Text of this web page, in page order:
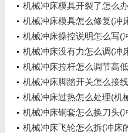
机械冲床模具开裂了怎么
办呢)
机械冲床模具怎么修复(冲
机械冲床操控说明怎么写(
机械冲床没有力怎么调(冲
机械冲床拉杆怎么调节高
因)
机械冲床脚踏开关怎么接
机械冲床过热怎么处理(机
法)
机械冲床铜套怎么换刀头(
机械冲床飞轮怎么拆(冲床